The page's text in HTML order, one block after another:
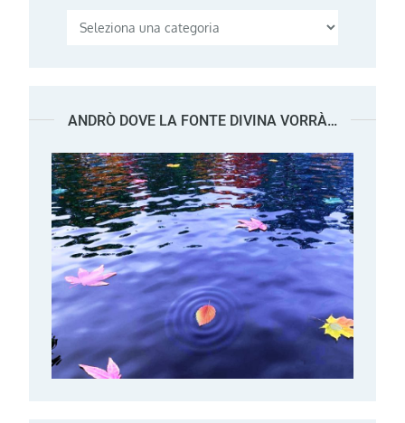
Categorie
ANDRÒ DOVE LA FONTE DIVINA VORRÀ…